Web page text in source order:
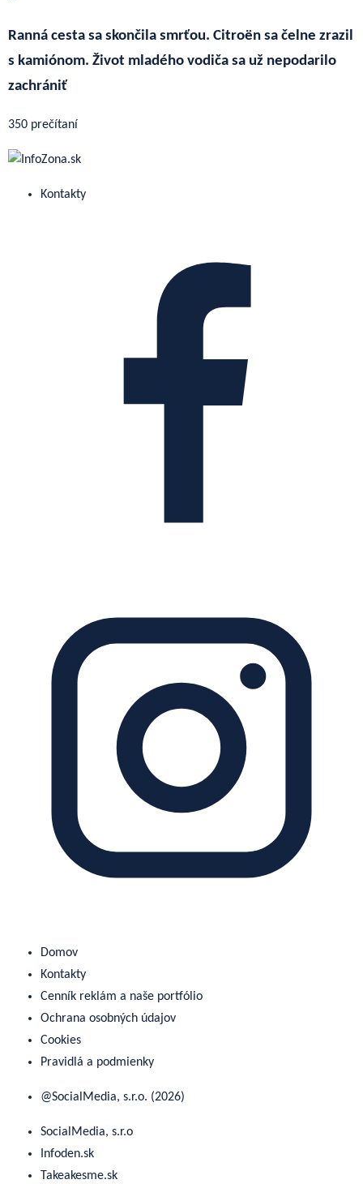
Ranná cesta sa skončila smrťou. Citroën sa čelne zrazil
s kamiónom. Život mladého vodiča sa už nepodarilo
zachrániť
350 prečítaní
Kontakty
Domov
Kontakty
Cenník reklám a naše portfólio
Ochrana osobných údajov
Cookies
Pravidlá a podmienky
@SocialMedia, s.r.o. (2026)
SocialMedia, s.r.o
Infoden.sk
Takeakesme.sk